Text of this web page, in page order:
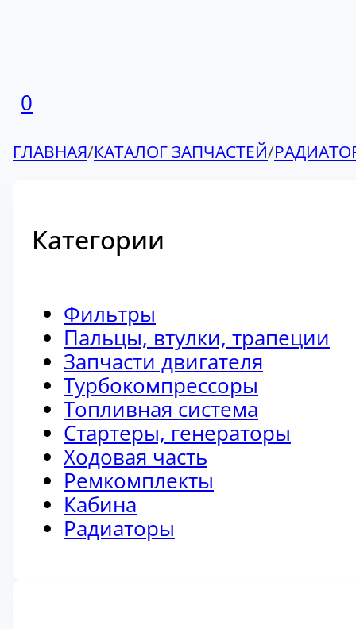
0
ГЛАВНАЯ/КАТАЛОГ ЗАПЧАСТЕЙ/
Категории
Фильтры
Пальцы, втулки, трапеции
Запчасти двигателя
Турбокомпрессоры
Топливная система
Стартеры, генераторы
Ходовая часть
Ремкомплекты
Кабина
Радиаторы